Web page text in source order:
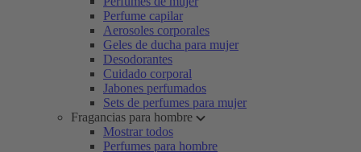
Perfume capilar
Aerosoles corporales
Geles de ducha para mujer
Desodorantes
Cuidado corporal
Jabones perfumados
Sets de perfumes para mujer
Fragancias para hombre
Mostrar todos
Perfumes para hombre